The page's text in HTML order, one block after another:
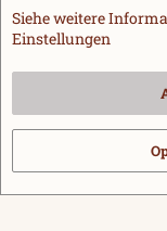
Cookies
Hilfe und Impressum
Community platform
Siehe weitere
Einstellungen